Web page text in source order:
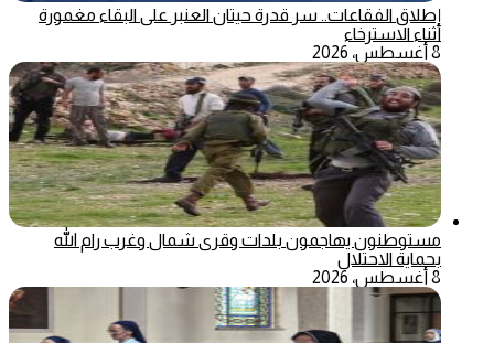
إطلاق الفقاعات.. سر قدرة حيتان العنبر على البقاء مغمورة
أثناء الاسترخاء
8 أغسطس، 2026
مستوطنون يهاجمون بلدات وقرى شمال وغرب رام الله
بحماية الاحتلال
8 أغسطس، 2026